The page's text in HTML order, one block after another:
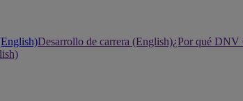
Desarrollo de carrera (English)¿Por qué